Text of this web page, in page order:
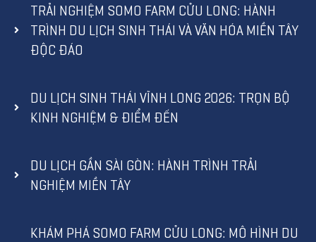
TRẢI NGHIỆM SOMO FARM CỬU LONG: HÀNH
TRÌNH DU LỊCH SINH THÁI VÀ VĂN HÓA MIỀN TÂY
ĐỘC ĐÁO
DU LỊCH SINH THÁI VĨNH LONG 2026: TRỌN BỘ
KINH NGHIỆM & ĐIỂM ĐẾN
DU LỊCH GẦN SÀI GÒN: HÀNH TRÌNH TRẢI
NGHIỆM MIỀN TÂY
KHÁM PHÁ SOMO FARM CỬU LONG: MÔ HÌNH DU